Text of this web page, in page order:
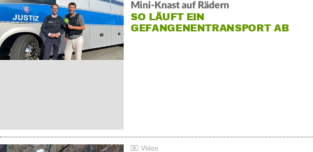
Mini-Knast auf Rädern
SO LÄUFT EIN
GEFANGENENTRANSPORT AB